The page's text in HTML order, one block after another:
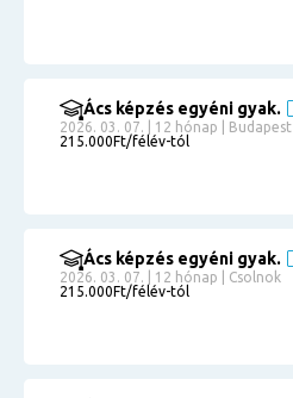
Ács képzés egyéni gyak.
2026. 03. 07. | 12 hónap | Budapest
215.000Ft/félév-tól
Ács képzés egyéni gyak.
2026. 03. 07. | 12 hónap | Csolnok
215.000Ft/félév-tól